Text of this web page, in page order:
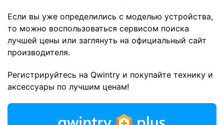
Если вы уже определились с моделью устройства,
то можно воспользоваться сервисом поиска
лучшей цены или заглянуть на официальный сайт
производителя.
Регистрируйтесь на Qwintry и покупайте технику и
аксессуары по лучшим ценам!